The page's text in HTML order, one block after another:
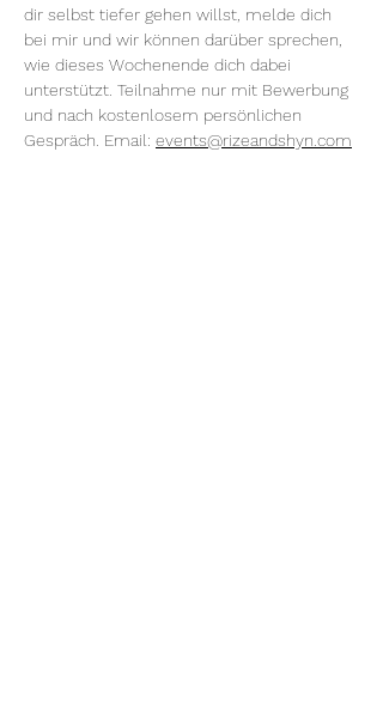
dir selbst tiefer gehen willst, melde dich
bei mir und wir können darüber sprechen,
wie dieses Wochenende dich dabei
unterstützt. Teilnahme nur mit Bewerbung
und nach kostenlosem persönlichen
Gespräch. Email: events@rizeandshyn.com